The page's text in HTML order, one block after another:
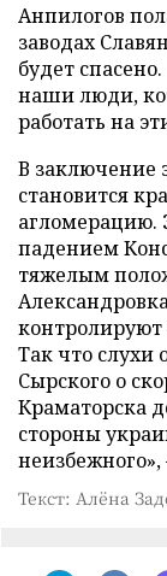
Анпилогов
заводах
будет
наши люди,
работать на
В заключение
становится
агломерацию.
падением
тяжелым
контролируют
Так что слухи
Сырского о
Краматорска
стороны
Текст: Алёна